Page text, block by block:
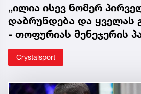
„ილია ისევ ნომერ
დაბრუნდება და ყველას
- თოფურიას მენეჯერის
Crystalsport